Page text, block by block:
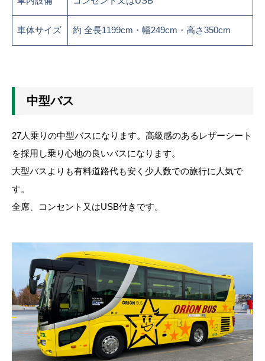
車体サイズ 約 全長1199cm・幅249cm・高さ350cm
中型バス
27人乗りの中型バスになります。高級感のあるレザーシート
を採用し乗り心地の良いバスになります。
大型バスよりも有料道路代も安く少人数での旅行に人気で
す。
全席、コンセント又はUSB付きです。